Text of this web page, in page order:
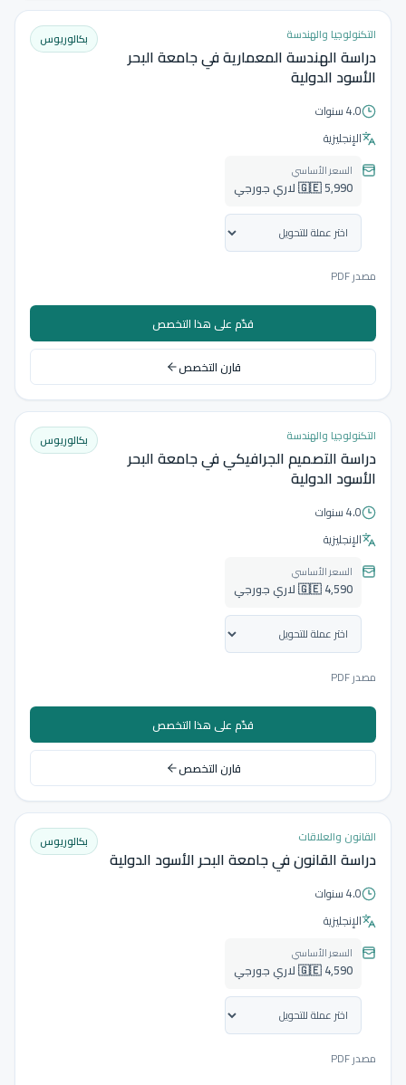
التكنولوجيا والهندسة
دراسة الهندسة المعمارية في جامعة البحر
الأسود الدولية
بكالوريوس
4.0 سنوات
الإنجليزية
السعر الأساسي
🇬🇪 5,990 لاري جورجي
مصدر PDF
قدّم على هذا التخصص
قارن التخصص
التكنولوجيا والهندسة
دراسة التصميم الجرافيكي في جامعة البحر
الأسود الدولية
بكالوريوس
4.0 سنوات
الإنجليزية
السعر الأساسي
🇬🇪 4,590 لاري جورجي
مصدر PDF
قدّم على هذا التخصص
قارن التخصص
القانون والعلاقات
دراسة القانون في جامعة البحر الأسود الدولية
بكالوريوس
4.0 سنوات
الإنجليزية
السعر الأساسي
🇬🇪 4,590 لاري جورجي
مصدر PDF